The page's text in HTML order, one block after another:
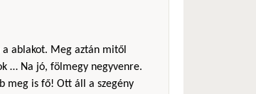
ablakot. Meg aztán mitől
… Na jó, fölmegy negyvenre.
meg is fő! Ott áll a szegény